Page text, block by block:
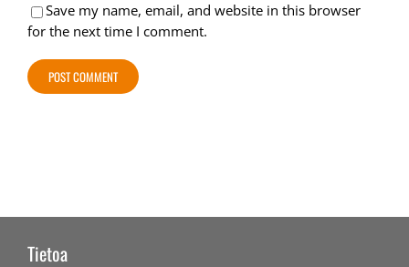
Save my name, email, and website in this browser
for the next time I comment.
Tietoa